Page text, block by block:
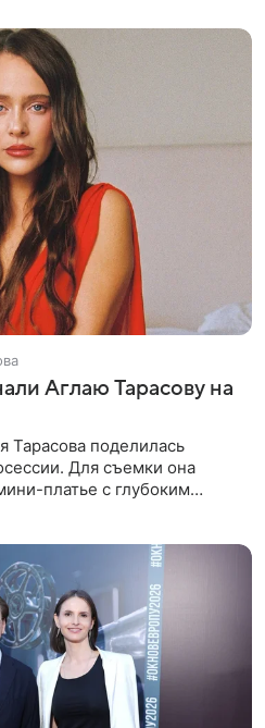
Аглаю Тарасову на
Тарасова поделилась
Для съемки она
платье с глубоким